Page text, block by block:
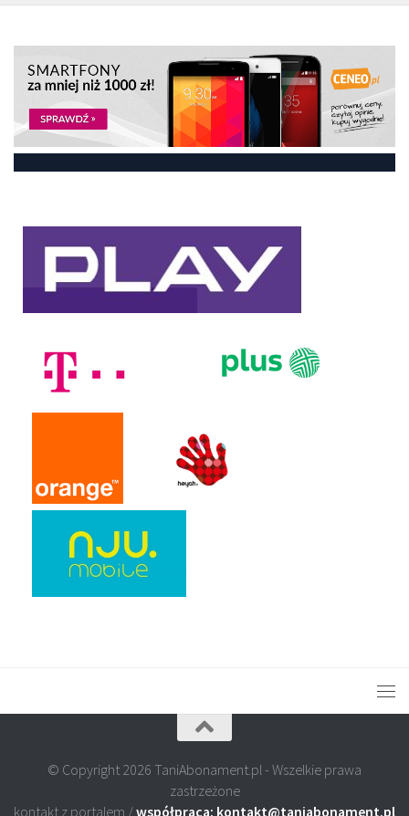
© Copyright 2026 TaniAbonament.pl - Wszelkie prawa
zastrzeżone
kontakt z portalem /współpraca: kontakt@taniabonament.pl